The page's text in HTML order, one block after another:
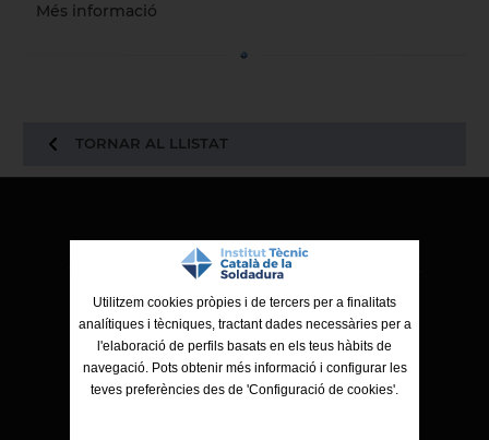
Més informació
TORNAR AL LLISTAT
ITCS - Institut Tècnic Català de la Soldadura
Ctra. de Molins de Rei a Sabadell, 79, Nau 8 bis
Utilitzem cookies pròpies i de tercers per a finalitats
analítiques i tècniques, tractant dades necessàries per a
l'elaboració de perfils basats en els teus hàbits de
navegació. Pots obtenir més informació i configurar les
teves preferències des de 'Configuració de cookies'.